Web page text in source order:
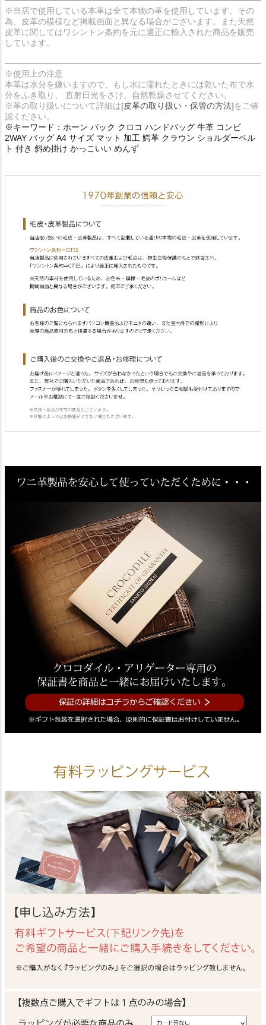
※当店で使用している本革は全て本物の革を使用しています。その
為、皮革の模様など掲載画面と異なる場合がございます。また天然
皮革に関してはワシントン条約を元に適正に輸入された商品を販売
しています。
※使用上の注意
本革は水分を嫌いますので、もし水に濡れたときには乾いた布で水
分をふき取り、 直射日光をさけ、自然乾燥させてください。
※革の取り扱いについて詳細は[皮革の取り扱い・保管の方法]をご確
認ください。
※キーワード：ホーン バック クロコ ハンドバッグ 牛革 コンビ
2WAY バッグ A4 サイズ マット 加工 鰐革 クラウン ショルダーベル
ト 付き 斜め掛け かっこいい めんず